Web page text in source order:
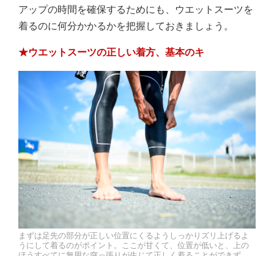
アップの時間を確保するためにも、ウエットスーツを
着るのに何分かかるかを把握しておきましょう。
★ウエットスーツの正しい着方、基本のキ
まずは足先の部分が正しい位置にくるようしっかりズリ上げるよ
うにして着るのがポイント。ここが甘くて、位置が低いと、上の